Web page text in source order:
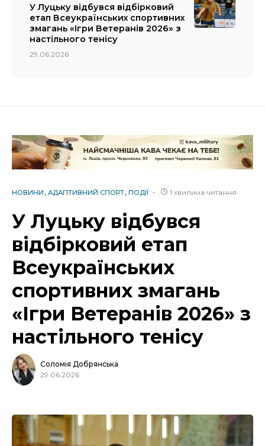
У Луцьку відбувся відбірковий
етап Всеукраїнських спортивних
змагань «Ігри Ветеранів 2026» з
настільного тенісу
29.06.2026
НОВИНИ АДАПТИВНИЙ СПОРТ ПОДІЇ 1 хвилина читання
У Луцьку відбувся
відбірковий етап
Всеукраїнських
спортивних змагань
«Ігри Ветеранів 2026» з
настільного тенісу
Соломія Добрянська
29.06.2026